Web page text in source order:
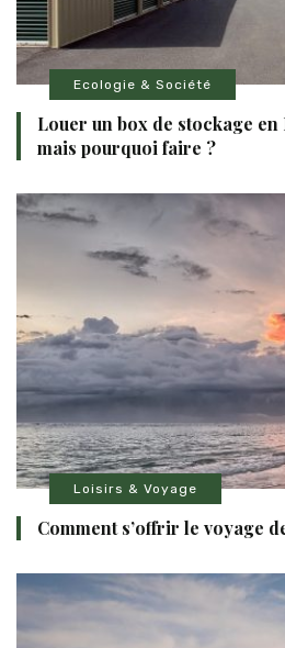
Ecologie & Société
Louer un box de stockage
mais pourquoi faire ?
Loisirs & Voyage
Comment s’offrir le voyage